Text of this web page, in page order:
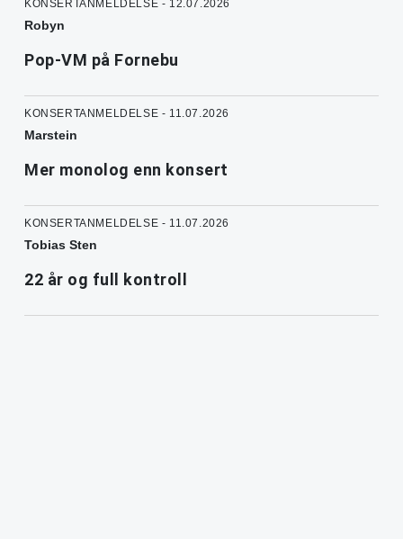
KONSERTANMELDELSE - 12.07.2026
Robyn
Pop-VM på Fornebu
KONSERTANMELDELSE - 11.07.2026
Marstein
Mer monolog enn konsert
KONSERTANMELDELSE - 11.07.2026
Tobias Sten
22 år og full kontroll